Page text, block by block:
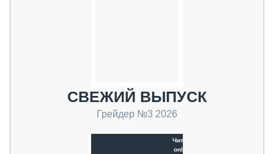
СВЕЖИЙ ВЫПУСК
Грейдер №3 2026
Читать
online